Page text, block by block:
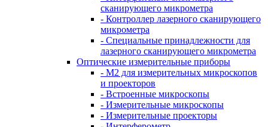
сканирующего микрометра
- Контроллер лазерного сканирующего
микрометра
- Специальные принадлежности для
лазерного сканирующего микрометра
Оптические измерительные приборы
- M2 для измерительных микроскопов
и проекторов
- Встроенные микроскопы
- Измерительные микроскопы
- Измерительные проекторы